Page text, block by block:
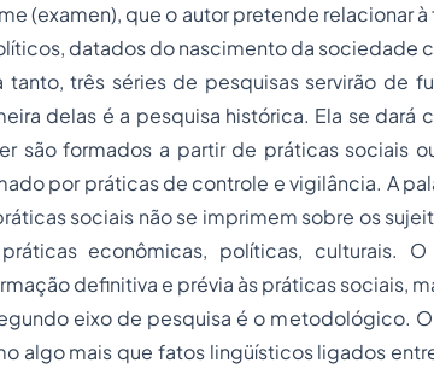
(examen), que o autor pretende relacionar
datados do nascimento da sociedade
tanto, três séries de pesquisas servirão de
delas é a pesquisa histórica. Ela se
são formados a partir de práticas sociais
por práticas de controle e vigilância. A
sociais não se imprimem sobre os
econômicas, políticas, culturais.
definitiva e prévia às práticas sociais,
eixo de pesquisa é o metodológico.
algo mais que fatos lingüísticos ligados